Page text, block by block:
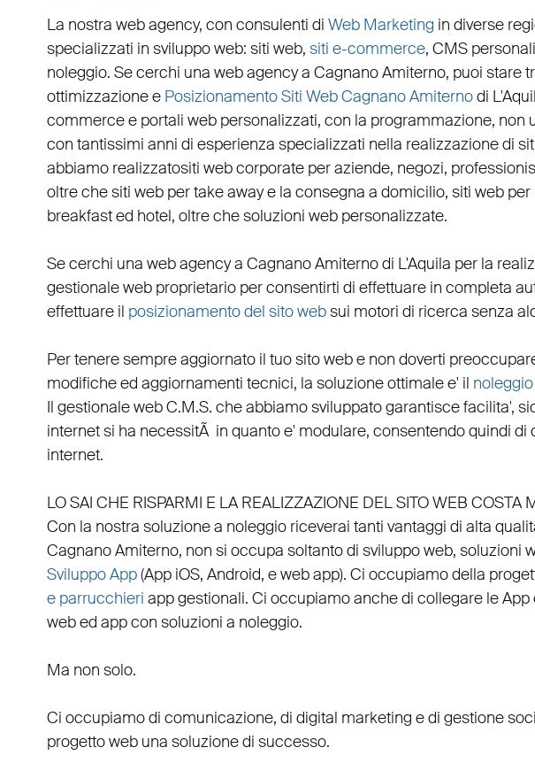
La nostra web agency, con consulenti di Web Marketing in diverse
specializzati in sviluppo web: siti web, siti e-commerce, CMS
noleggio. Se cerchi una web agency a Cagnano Amiterno, puoi stare
ottimizzazionee Posizionamento Siti Web Cagnano Amiternodi
commercee portali web personalizzati, con la programmazione, non
con tantissimi anni di esperienza specializzati nella realizzazione di
abbiamo realizzatositi web corporateperaziende, negozi,
oltre chesiti web per take awaye la consegna a domicilio, siti web per
breakfast ed hotel, oltre chesoluzioni web personalizzate.
Se cerchi una web agency a Cagnano Amiternodi L'Aquila per la
gestionale webproprietario per consentirti di effettuare in completa
effettuare il posizionamento del sito websui motori di ricerca senza
Per tenere sempre aggiornato il tuo sito web e non doverti
modifiche ed aggiornamenti tecnici, la soluzione ottimale e' il
Il gestionale web C.M.S. che abbiamo sviluppato garantiscefacilita',
internet si ha necessitÃ in quanto e' modulare, consentendo quindi di
internet.
LO SAI CHE RISPARMI E LA REALIZZAZIONE DEL SITO WEB
Con la nostra soluzione a noleggio riceverai tanti vantaggi di alta
Cagnano Amiterno, non si occupa soltanto di sviluppo web, soluzioni
Sviluppo App(App iOS, Android, eweb app). Ci occupiamo della
e parrucchieri app gestionali. Ci occupiamo anche di collegareleApp
webed appcon soluzioni a noleggio.
Ma non solo.
Ci occupiamo di comunicazione, di digital marketing e di gestione
progetto web una soluzione di successo.